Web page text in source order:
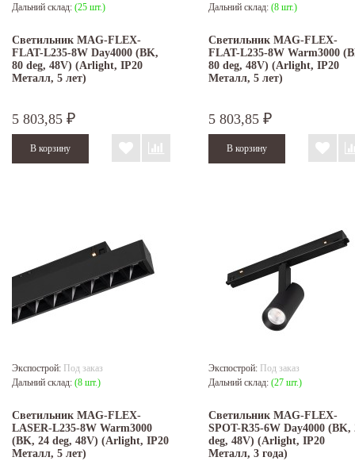
Дальний склад: (25 шт.)
Светильник MAG-FLEX-
FLAT-L235-8W Day4000 (BK,
80 deg, 48V) (Arlight, IP20
Металл, 5 лет)
5 803,85 ₽
Дальний склад: (8 шт.)
Светильник MAG-FLEX-
FLAT-L235-8W Warm3000
80 deg, 48V) (Arlight, IP20
Металл, 5 лет)
5 803,85 ₽
Экспострой: Под заказ
Дальний склад: (8 шт.)
Светильник MAG-FLEX-
LASER-L235-8W Warm3000
(BK, 24 deg, 48V) (Arlight, IP20
Металл, 5 лет)
Экспострой: Под заказ
Дальний склад: (27 шт.)
Светильник MAG-FLEX-
SPOT-R35-6W Day4000 (BK,
deg, 48V) (Arlight, IP20
Металл, 3 года)